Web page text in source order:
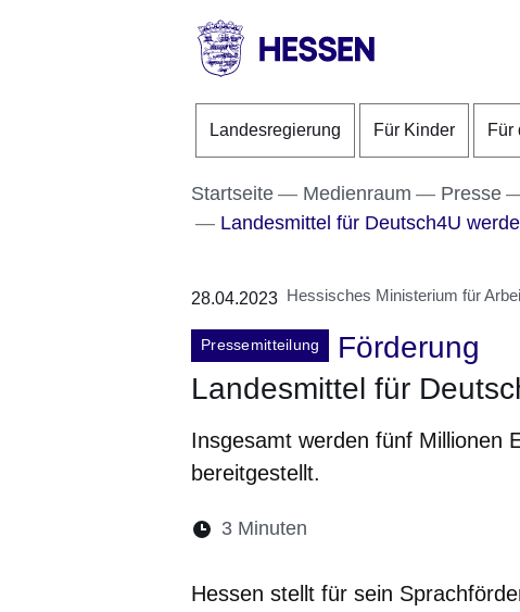
Direkt zum Kopf der Seite
Direkt zum Inhalt
Direkt zum Fuß der Seite
Landesregierung
Landesregierung Für Kinder Für
Startseite Medienraum Presse
Landesmittel für Deutsch4U
28.04.2023 Hessisches Ministerium für
Pressemitteilung
Förderung
Landesmittel für
Insgesamt werden fünf Millionen
bereitgestellt.
Lesedauer:
3 Minuten
Hessen stellt für sein